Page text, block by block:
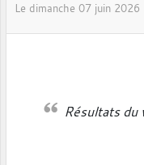
Le dimanche 07 juin 2026
Résultats